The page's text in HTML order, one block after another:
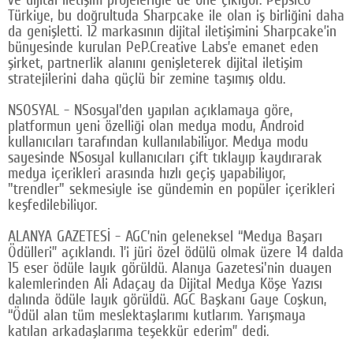
Türkiye, bu doğrultuda Sharpcake ile olan iş birliğini daha
da genişletti. 12 markasının dijital iletişimini Sharpcake’in
bünyesinde kurulan PeP.Creative Labs’e emanet eden
şirket, partnerlik alanını genişleterek dijital iletişim
stratejilerini daha güçlü bir zemine taşımış oldu.
NSOSYAL - NSosyal'den yapılan açıklamaya göre,
platformun yeni özelliği olan medya modu, Android
kullanıcıları tarafından kullanılabiliyor. Medya modu
sayesinde NSosyal kullanıcıları çift tıklayıp kaydırarak
medya içerikleri arasında hızlı geçiş yapabiliyor,
"trendler" sekmesiyle ise gündemin en popüler içerikleri
keşfedilebiliyor.
ALANYA GAZETESİ - AGC’nin geleneksel “Medya Başarı
Ödülleri” açıklandı. 1’i jüri özel ödülü olmak üzere 14 dalda
15 eser ödüle layık görüldü. Alanya Gazetesi'nin duayen
kalemlerinden Ali Adaçay da Dijital Medya Köşe Yazısı
dalında ödüle layık görüldü. AGC Başkanı Gaye Coşkun,
“Ödül alan tüm meslektaşlarımı kutlarım. Yarışmaya
katılan arkadaşlarıma teşekkür ederim” dedi.